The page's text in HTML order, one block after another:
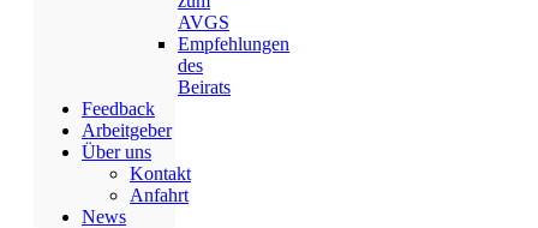
AVGS
Empfehlungen
des
Beirats
Feedback
Arbeitgeber
Über uns
Kontakt
Anfahrt
News